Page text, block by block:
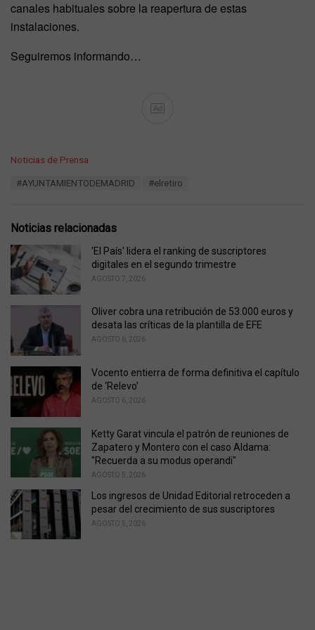
canales habituales sobre la reapertura de estas
instalaciones.
Seguiremos informando…
Ad
C
o
r
i
e
:
Noticias de Prensa
:
#AYUNTAMIENTODEMADRID #elretiro
Noticias relacionadas
'El País' lidera el ranking de suscriptores
digitales en el segundo trimestre
AGOSTO 7, 2026
Oliver cobra una retribución de 53.000 euros y
desata las críticas de la plantilla de EFE
AGOSTO 6, 2026
Vocento entierra de forma definitiva el capítulo
de ‘Relevo’
AGOSTO 6, 2026
Ketty Garat vincula el patrón de reuniones de
Zapatero y Montero con el caso Aldama:
"Recuerda a su modus operandi"
AGOSTO 5, 2026
Los ingresos de Unidad Editorial retroceden a
pesar del crecimiento de sus suscriptores
AGOSTO 5, 2026